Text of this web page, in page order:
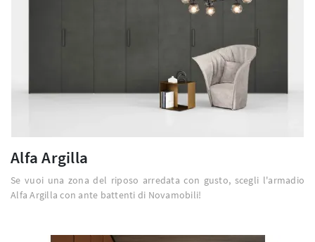
Alfa Argilla
Se vuoi una zona del riposo arredata con gusto, scegli l'armadio
Alfa Argilla con ante battenti di Novamobili!